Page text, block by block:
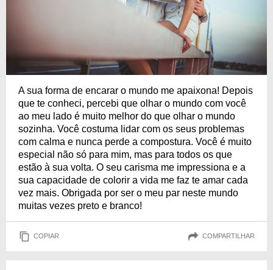
A sua forma de encarar o mundo me apaixona! Depois
que te conheci, percebi que olhar o mundo com você
ao meu lado é muito melhor do que olhar o mundo
sozinha. Você costuma lidar com os seus problemas
com calma e nunca perde a compostura. Você é muito
especial não só para mim, mas para todos os que
estão à sua volta. O seu carisma me impressiona e a
sua capacidade de colorir a vida me faz te amar cada
vez mais. Obrigada por ser o meu par neste mundo
muitas vezes preto e branco!
COPIAR COMPARTILHAR